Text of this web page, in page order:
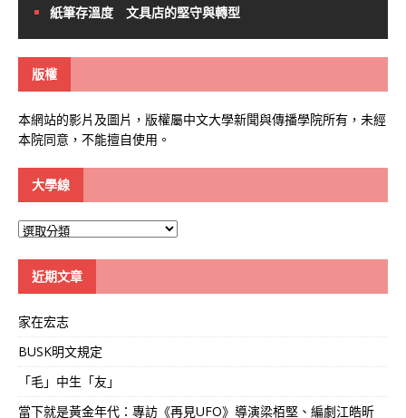
紙筆存溫度 文具店的堅守與轉型
版權
本網站的影片及圖片，版權屬中文大學新聞與傳播學院所有，未經
本院同意，不能擅自使用。
大學線
大
近期文章
家在宏志
BUSK明文規定
「毛」中生「友」
當下就是黃金年代：專訪《再見UFO》導演梁栢堅、編劇江皓昕